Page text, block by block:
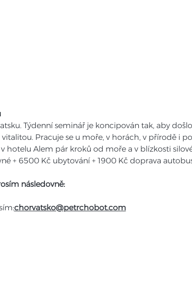
Týdenní seminář je koncipován tak, aby
Pracuje se u moře, v horách, v přírodě i
hotelu Alem pár kroků od moře a v blízkosti
+ 6500 Kč ubytování + 1900 Kč doprava
následovně:
chorvatsko@petrchobot.com